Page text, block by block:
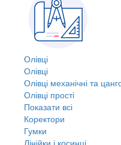
Олівці
Олівці
Олівці механічні та
Олівці прості
Показати всі
Коректори
Гумки
Лінійки і косинці